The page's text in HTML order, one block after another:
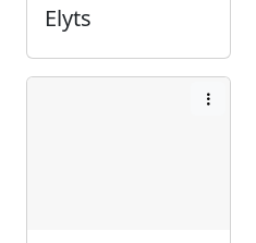
Elyts